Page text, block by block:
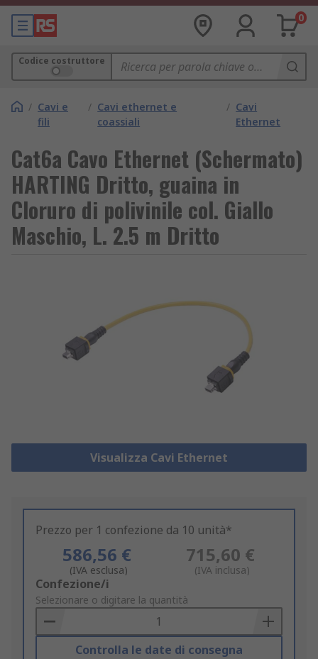
0
Codice costruttore
/ Cavi e
fili
/ Cavi ethernet e
coassiali
/ Cavi
Ethernet
Cat6a Cavo Ethernet (Schermato)
HARTING Dritto, guaina in
Cloruro di polivinile col. Giallo
Maschio, L. 2.5 m Dritto
Visualizza Cavi Ethernet
Prezzo per 1 confezione da 10 unità*
586,56 €
(IVA esclusa)
715,60 €
(IVA inclusa)
Add
to
Basket
Confezione/i
Selezionare o digitare la quantità
Controlla le date di consegna